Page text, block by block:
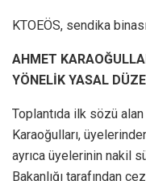
KTOEÖS, sendika
AHMET
YÖNELİK YASAL
Toplantıda ilk sözü
Karaoğulları,
ayrıca üyelerinin nakil
Bakanlığı tarafından